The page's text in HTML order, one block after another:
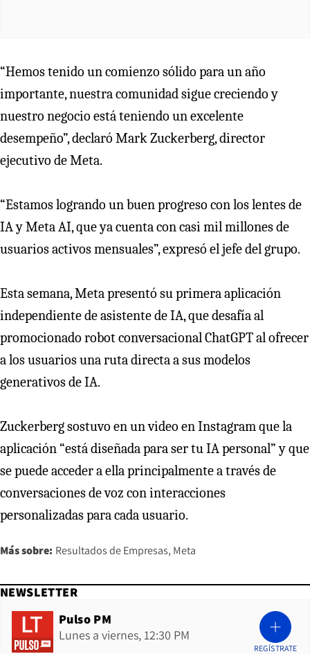
“Hemos tenido un comienzo sólido para un año
importante, nuestra comunidad sigue creciendo y
nuestro negocio está teniendo un excelente
desempeño”, declaró Mark Zuckerberg, director
ejecutivo de Meta.
“Estamos logrando un buen progreso con los lentes de
IA y Meta AI, que ya cuenta con casi mil millones de
usuarios activos mensuales”, expresó el jefe del grupo.
Esta semana, Meta presentó su primera aplicación
independiente de asistente de IA, que desafía al
promocionado robot conversacional ChatGPT al ofrecer
a los usuarios una ruta directa a sus modelos
generativos de IA.
Zuckerberg sostuvo en un video en Instagram que la
aplicación “está diseñada para ser tu IA personal” y que
se puede acceder a ella principalmente a través de
conversaciones de voz con interacciones
personalizadas para cada usuario.
Más sobre: Resultados de Empresas Meta
NEWSLETTER
Pulso PM
Lunes a viernes, 12:30 PM
REGÍSTRATE